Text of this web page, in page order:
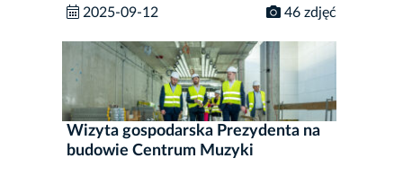
2025-09-12 46 zdjęć
Wizyta gospodarska Prezydenta na
budowie Centrum Muzyki